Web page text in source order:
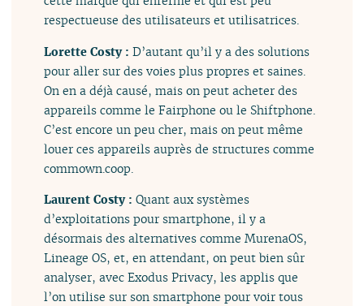
respectueuse des utilisateurs et utilisatrices.
Lorette Costy :D’autant qu’il y a des solutions
pour aller sur des voies plus propres et saines.
On en a déjà causé, mais on peut acheter des
appareils comme le Fairphone ou le Shiftphone.
C’est encore un peu cher, mais on peut même
louer ces appareils auprès de structures comme
commown.coop.
Laurent Costy :Quant aux systèmes
d’exploitations pour smartphone, il y a
désormais des alternatives comme MurenaOS,
Lineage OS, et, en attendant, on peut bien sûr
analyser, avec Exodus Privacy, les applis que
l’on utilise sur son smartphone pour voir tous